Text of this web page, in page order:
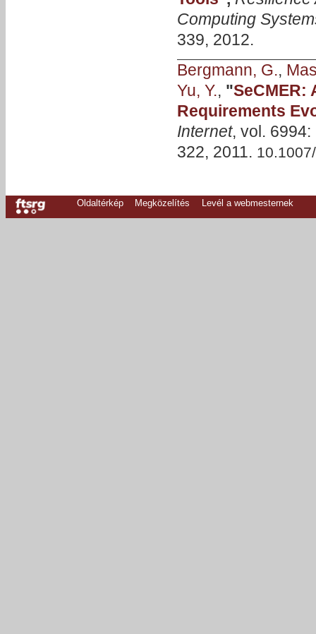
Computing
339, 2012.
Bergmann, G.,
Yu, Y., "SeCMER:
Requirements
Internet, vol.
322, 2011.
Oldaltérkép Megközelítés Levél a webmesternek